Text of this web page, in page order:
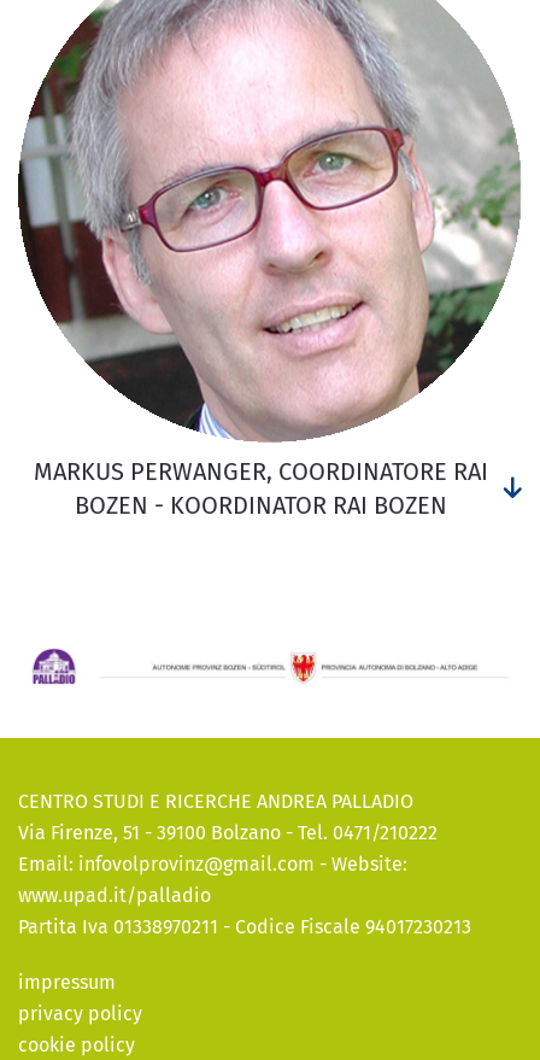
MARKUS PERWANGER, COORDINATORE RAI
BOZEN - KOORDINATOR RAI BOZEN
CENTRO STUDI E RICERCHE ANDREA PALLADIO
Via Firenze, 51 - 39100 Bolzano - Tel. 0471/210222
Email: infovolprovinz@gmail.com - Website:
www.upad.it/palladio
Partita Iva 01338970211 - Codice Fiscale 94017230213
impressum
privacy policy
cookie policy